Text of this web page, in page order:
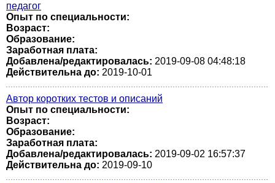
педагог
Опыт по специальности:
Возраст:
Образование:
Заработная плата:
Добавлена/редактировалась: 2019-09-08 04:48:18
Действительна до: 2019-10-01
Автор коротких тестов и описаний
Опыт по специальности:
Возраст:
Образование:
Заработная плата:
Добавлена/редактировалась: 2019-09-02 16:57:37
Действительна до: 2019-09-10